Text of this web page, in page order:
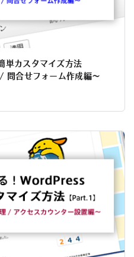
カスタマイズ方法
合せフォーム作成編～